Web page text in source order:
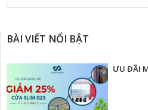
BÀI VIẾT NỔI BẬT
ƯU ĐÃI